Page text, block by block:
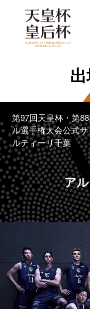
第97回天皇杯・第
ル選手権大会公式
ルティーリ千葉
ア